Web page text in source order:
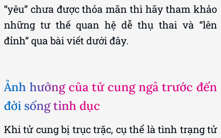
“yêu” chưa được thỏa mãn thì hãy tham khảo
những tư thế quan hệ dễ thụ thai và “lên
đỉnh” qua bài viết dưới đây.
Ảnh hưởng của tử cung ngả trước đến
đời sống tình dục
Khi tử cung bị trục trặc, cụ thể là tình trạng tử